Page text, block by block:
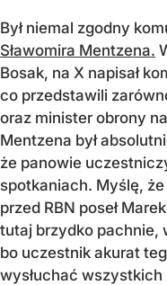
Był niemal zgodny
Sławomira Mentzena.
Bosak, na X napisał
co przedstawili
oraz minister obrony
Mentzena był
że panowie
spotkaniach. Myślę,
przed RBN poseł
tutaj brzydko pachnie,
bo uczestnik akurat
wysłuchać